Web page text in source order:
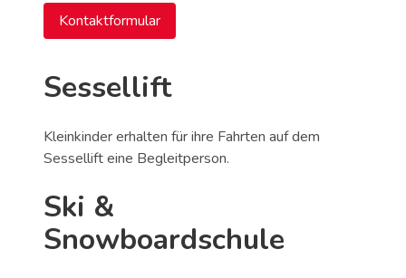
Kontaktformular
Sessellift
Kleinkinder erhalten für ihre Fahrten auf dem
Sessellift eine Begleitperson.
Ski &
Snowboardschule